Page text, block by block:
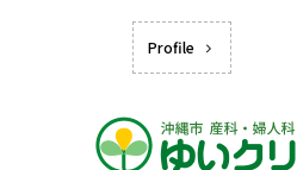
Profile